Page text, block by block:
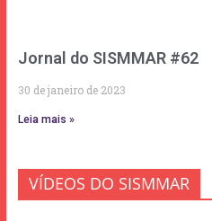
Jornal do SISMMAR #62
30 de janeiro de 2023
Leia mais »
VÍDEOS DO SISMMAR